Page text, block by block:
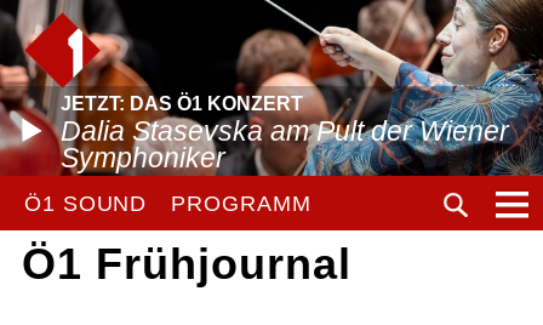
JETZT: DAS Ö1 KONZERT
Dalia Stasevska am Pult der Wiener
Symphoniker
Ö1 SOUND PROGRAMM
Ö1 Frühjournal